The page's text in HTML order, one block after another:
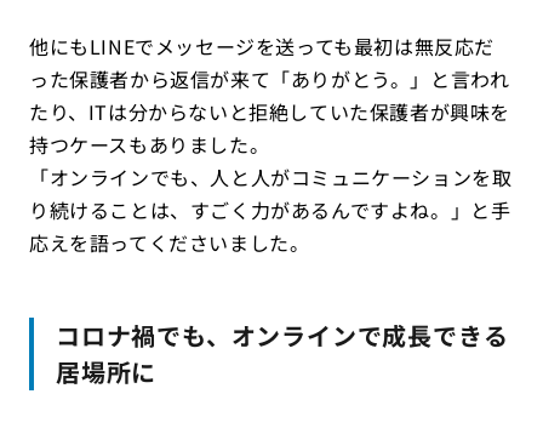
他にもLINEでメッセージを送っても最初は無反応だ
った保護者から返信が来て「ありがとう。」と言われ
たり、ITは分からないと拒絶していた保護者が興味を
持つケースもありました。
「オンラインでも、人と人がコミュニケーションを取
り続けることは、すごく力があるんですよね。」と手
応えを語ってくださいました。
コロナ禍でも、オンラインで成長できる
居場所に